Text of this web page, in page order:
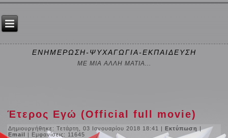
ΕΝΗΜΕΡΩΣΗ-ΨΥΧΑΓΩΓΙΑ-ΕΚΠΑΙΔΕΥΣΗ
ΜΕ ΜΙΑ ΑΛΛΗ ΜΑΤΙΑ...
Έτερος Εγώ (Official full movie)
Δημιουργήθηκε: Τετάρτη, 03 Ιανουαρίου 2018 18:41 |Εκτύπωση |
Email | Εμφανίσεις: 11645